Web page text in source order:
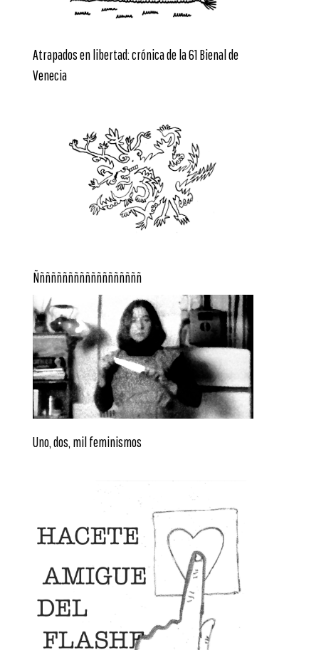
Atrapados en libertad: crónica de la 61 Bienal de
Venecia
Ñññññññññññññññññññ
Uno, dos, mil feminismos